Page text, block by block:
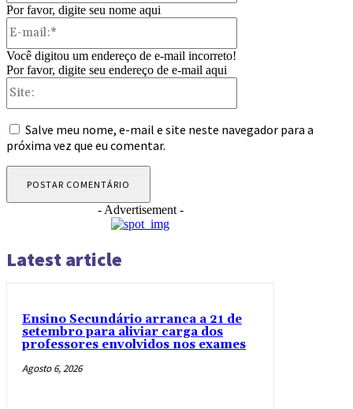
Por favor, digite seu nome aqui
Você digitou um endereço de e-mail incorreto!
Por favor, digite seu endereço de e-mail aqui
Salve meu nome, e-mail e site neste navegador para a
próxima vez que eu comentar.
- Advertisement -
Latest article
Ensino Secundário arranca a 21 de
setembro para aliviar carga dos
professores envolvidos nos exames
Agosto 6, 2026